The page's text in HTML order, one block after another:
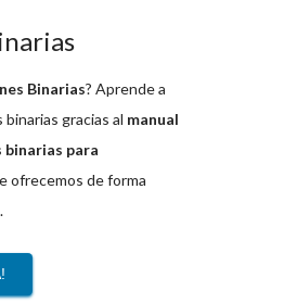
Binarias? Aprende a
gracias al manual
binarias para
ofrecemos de forma